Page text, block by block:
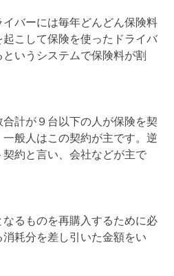
バーには毎年どんどん保険料
こして保険を使ったドライバ
いうシステムで保険料が割
計が９台以下の人が保険を契
般人はこの契約が主です。逆
約と言い、会社などが主で
るものを再購入するために必
耗分を差し引いた金額をい